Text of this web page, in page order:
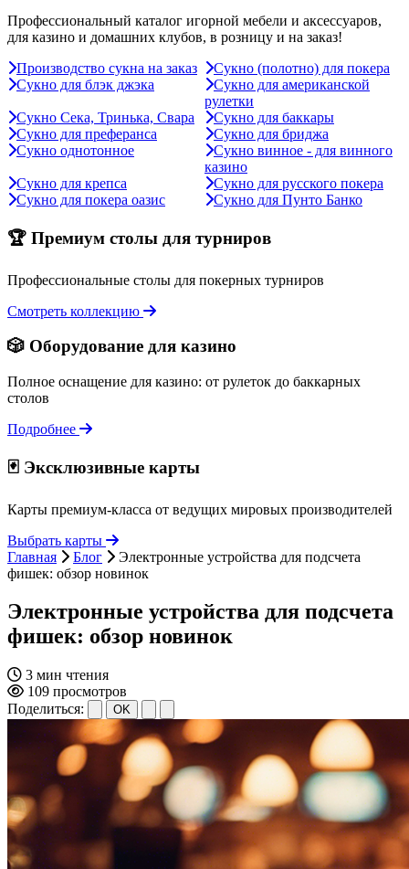
Профессиональный каталог игорной мебели и аксессуаров,
для казино и домашних клубов, в розницу и на заказ!
Производство сукна на заказ
Сукно (полотно) для покера
Сукно для блэк джэка
Сукно для американской
рулетки
Сукно Сека, Тринька, Свара
Сукно для баккары
Сукно для преферанса
Сукно для бриджа
Сукно однотонное
Сукно винное - для винного
казино
Сукно для крепса
Сукно для русского покера
Сукно для покера оазис
Сукно для Пунто Банко
🏆 Премиум столы для турниров
Профессиональные столы для покерных турниров
Смотреть коллекцию
🎲 Оборудование для казино
Полное оснащение для казино: от рулеток до баккарных
столов
Подробнее
🃏 Эксклюзивные карты
Карты премиум-класса от ведущих мировых производителей
Выбрать карты
Главная
Блог
Электронные устройства для подсчета
фишек: обзор новинок
Электронные устройства для подсчета
фишек: обзор новинок
3 мин чтения
109 просмотров
Поделиться:
OK